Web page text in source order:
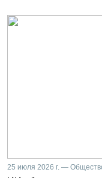
25 июля 2026 г. —